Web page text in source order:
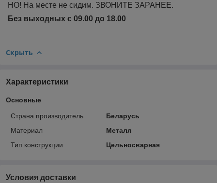
НО! На месте не сидим. ЗВОНИТЕ ЗАРАНЕЕ.
Без выходных с 09.00 до 18.00
Скрыть
Характеристики
Основные
Страна производитель
Беларусь
Материал
Металл
Тип конструкции
Цельносварная
Условия доставки